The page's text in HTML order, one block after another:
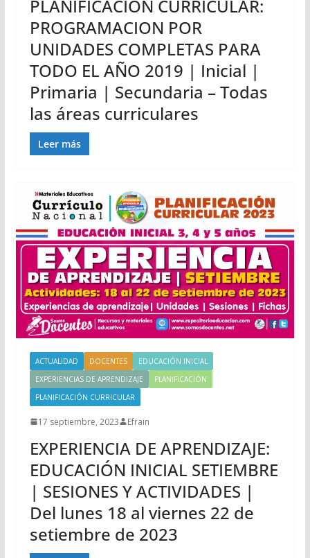
PLANIFICACIÓN CURRICULAR:
PROGRAMACION POR
UNIDADES COMPLETAS PARA
TODO EL AÑO 2019 | Inicial |
Primaria | Secundaria – Todas
las áreas curriculares
Leer más
ACTUALIDAD DOCENTES
EDUCACIÓN INICIAL
EXPERIENCIAS DE APRENDIZAJE
PLANIFICACIÓN
PLANIFICACIÓN CURRICULAR
17 septiembre, 2023 Efrain
EXPERIENCIA DE APRENDIZAJE:
EDUCACIÓN INICIAL SETIEMBRE
| SESIONES Y ACTIVIDADES |
Del lunes 18 al viernes 22 de
setiembre de 2023